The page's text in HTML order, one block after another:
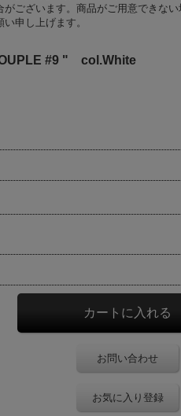
ございます。商品がご用意できな
申し上げます。
#9 " col.White
お問い合わせ
お気に入り登録